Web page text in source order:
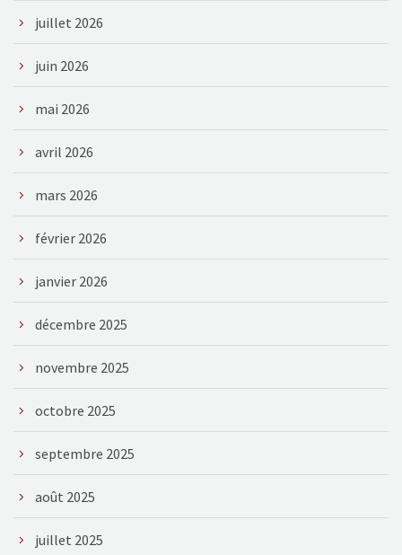
juillet 2026
juin 2026
mai 2026
avril 2026
mars 2026
février 2026
janvier 2026
décembre 2025
novembre 2025
octobre 2025
septembre 2025
août 2025
juillet 2025